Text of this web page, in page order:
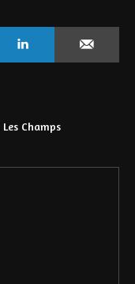
Les Champs